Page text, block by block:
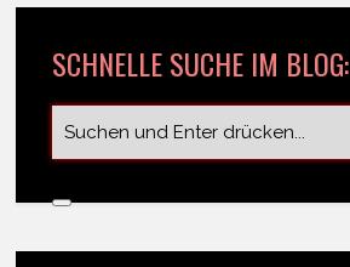
SCHNELLE SUCHE IM BLOG: